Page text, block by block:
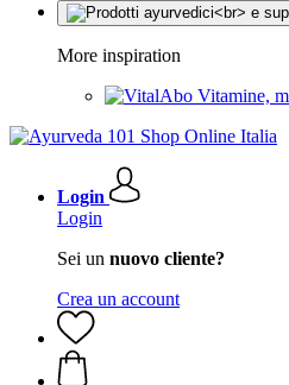
More inspiration
Vitamine,
Login
Login
Sei un nuovo cliente?
Crea un account